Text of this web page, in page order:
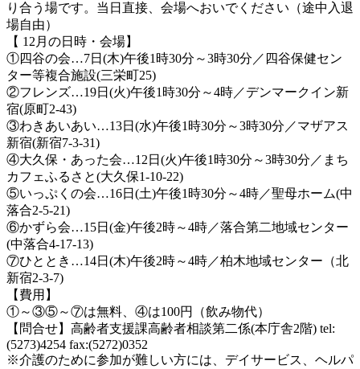
り合う場です。当日直接、会場へおいでください（途中入退
場自由）
【 12月の日時・会場】
①四谷の会…7日(木)午後1時30分～3時30分／四谷保健セン
ター等複合施設(三栄町25)
②フレンズ…19日(火)午後1時30分～4時／デンマークイン新
宿(原町2-43)
③わきあいあい…13日(水)午後1時30分～3時30分／マザアス
新宿(新宿7-3-31)
④大久保・あった会…12日(火)午後1時30分～3時30分／まち
カフェふるさと(大久保1-10-22)
⑤いっぷくの会…16日(土)午後1時30分～4時／聖母ホーム(中
落合2-5-21)
⑥かずら会…15日(金)午後2時～4時／落合第二地域センター
(中落合4-17-13)
⑦ひととき…14日(木)午後2時～4時／柏木地域センター（北
新宿2-3-7)
【費用】
①～③⑤～⑦は無料、④は100円（飲み物代）
【問合せ】高齢者支援課高齢者相談第二係(本庁舎2階) tel:
(5273)4254 fax:(5272)0352
※介護のために参加が難しい方には、デイサービス、ヘルパ